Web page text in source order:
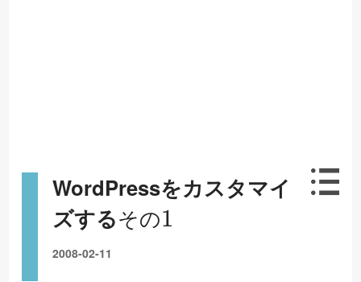
WordPressをカスタマイ
ズする
そ の
その
1
2008-02-11